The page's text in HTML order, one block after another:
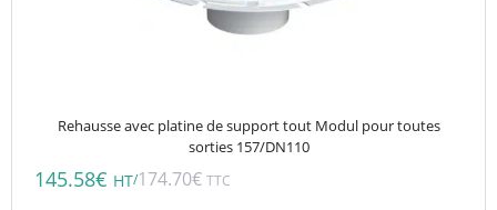
Rehausse avec platine de support tout Modul pour toutes
sorties 157/DN110
145.58€ HT/174.70€ TTC